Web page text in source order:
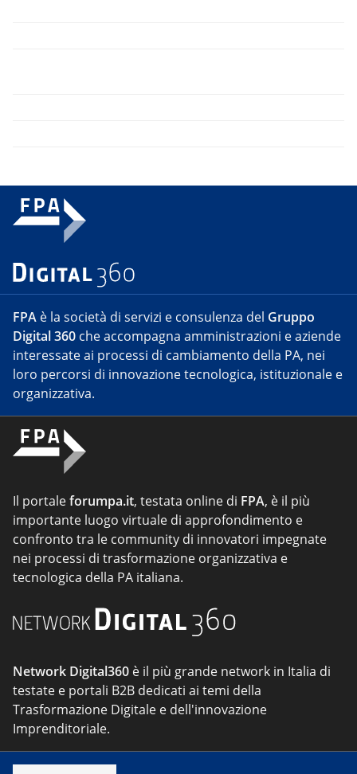
FPA è la società di servizi e consulenza del Gruppo
Digital 360 che accompagna amministrazioni e aziende
interessate ai processi di cambiamento della PA, nei
loro percorsi di innovazione tecnologica, istituzionale e
organizzativa.
Il portaleforumpa.it, testata online di FPA, è il più
importante luogo virtuale di approfondimento e
confronto tra le community di innovatori impegnate
nei processi di trasformazione organizzativa e
tecnologica della PA italiana.
Network Digital360 è il più grande network in Italia di
testate e portali B2B dedicati ai temi della
Trasformazione Digitale e dell'innovazione
Imprenditoriale.